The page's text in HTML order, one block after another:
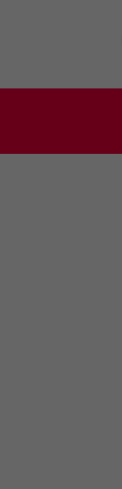
contenuto